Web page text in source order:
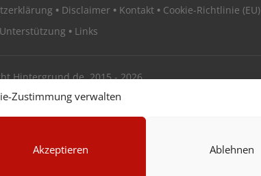
Zustimmung verwalten
Akzeptieren Ablehnen
Disclaimer Kontakt
Cookie-Richtlinie (EU)
Unterstützung
Links
Hintergrund.de, 2015 - 2026
jetzt kostenlos anmelden